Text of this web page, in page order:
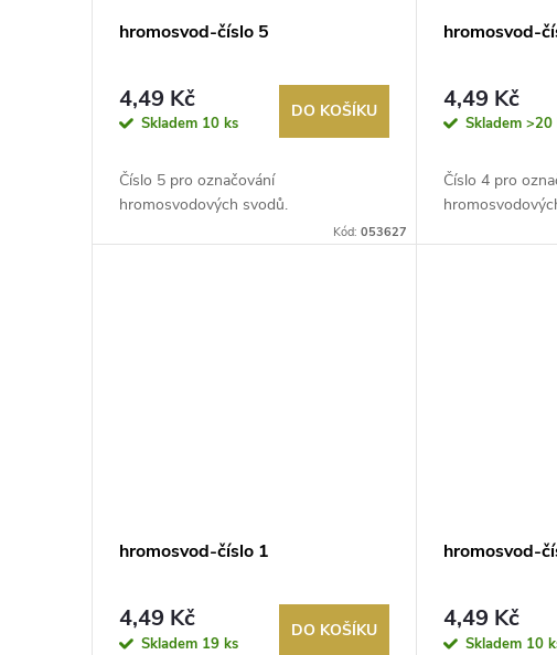
hromosvod-číslo 5
4,49 Kč
Skladem 10 ks
DO KOŠÍKU
Číslo 5 pro označování
hromosvodových svodů.
Kód:053627
hromosvod-
4,49 Kč
Skladem>20
Číslo 4 pro
hromosvod-číslo 1
4,49 Kč
Skladem 19 ks
DO KOŠÍKU
hromosvod-
4,49 Kč
Skladem 10